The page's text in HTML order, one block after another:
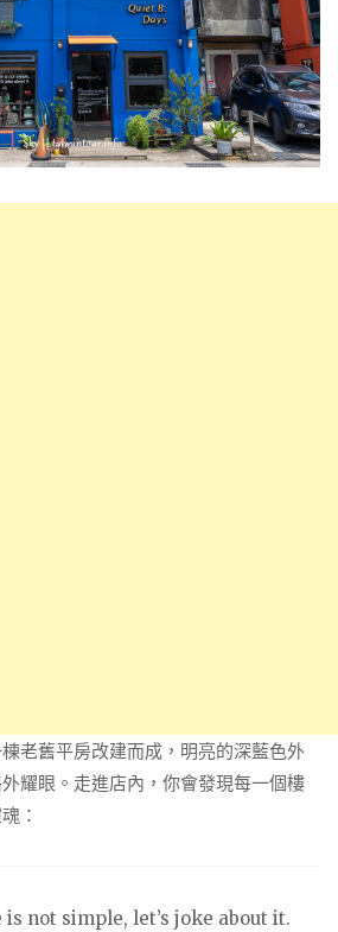
棟老舊平房改建而成，明亮的深藍色外
耀眼。走進店內，你會發現每一個樓
：
is not simple, let’s joke about it.